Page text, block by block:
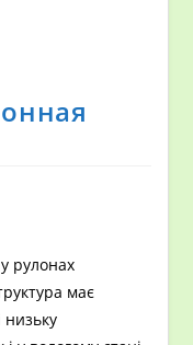
рулонах
має
низьку